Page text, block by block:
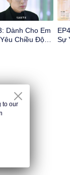
Dành Cho Em
Chiều Độc
Sự
to our